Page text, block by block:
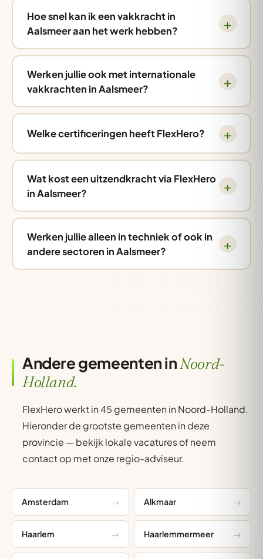
Hoe snel kan ik een vakkracht in
Aalsmeer aan het werk hebben?
Werken jullie ook met internationale
vakkrachten in Aalsmeer?
Welke certificeringen heeft FlexHero?
Wat kost een uitzendkracht via FlexHero
in Aalsmeer?
Werken jullie alleen in techniek of ook in
andere sectoren in Aalsmeer?
Andere gemeenten inNoord-
Holland.
FlexHero werkt in 45 gemeenten in Noord-Holland.
Hieronder de grootste gemeenten in deze
provincie — bekijk lokale vacatures of neem
contact op met onze regio-adviseur.
Amsterdam Alkmaar
Haarlem Haarlemmermeer